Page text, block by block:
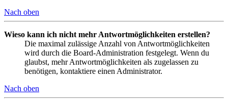
Nach oben
Wieso kann ich nicht mehr Antwortmöglichkeiten erstellen?
Die maximal zulässige Anzahl von Antwortmöglichkeiten
wird durch die Board-Administration festgelegt. Wenn du
glaubst, mehr Antwortmöglichkeiten als zugelassen zu
benötigen, kontaktiere einen Administrator.
Nach oben